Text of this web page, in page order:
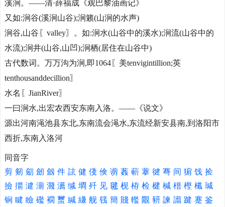
溪涧。——清·薛福成《观巴黎油画记》
又如:涧谷(溪涧山谷);涧籁(山涧的水声)
涧谷,山谷〖valley〗。如:涧水(山谷中的溪水);涧流(山谷中的
水流);涧井(山谷,山凹);涧栖(居住在山谷中)
古代数词。万万沟为涧,即1064〖美tenvigintillion;英
tenthousanddecillion〗
水名〖JianRiver〗
一曰涧水,出宏农西安东南入洛。——《说文》
源出河南渑池县东北,东南流会渑水,东流经新安县南,到洛阳市
西折,东南入洛河
同音字
剪 剱 劎 劒 劔 件 詃 健 俴 倹 谫 葌 蔪 藆 徤 弿 间 猏 饯 捡
撿 擶 湕 湔 濺 瀳 缄 墹 歼 见 毽 枧 栫 检 楗 椷 榗 樫 櫼 瑊
锏 睷 瞼 礛 襉 蠒 緘 縑 舰 篯 簡 賤 轞 覵 豜 諫 譾 踺 蹇 鉴